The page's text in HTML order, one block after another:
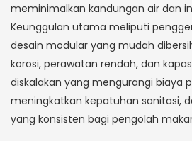
meminimalkan kandungan air dan
Keunggulan utama meliputi
desain modular yang mudah
korosi, perawatan rendah, dan
diskalakan yang mengurangi biaya
meningkatkan kepatuhan sanitasi,
yang konsisten bagi pengolah